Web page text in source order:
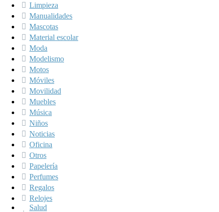
Limpieza
Manualidades
Mascotas
Material escolar
Moda
Modelismo
Motos
Móviles
Movilidad
Muebles
Música
Niños
Noticias
Oficina
Otros
Papelería
Perfumes
Regalos
Relojes
Salud